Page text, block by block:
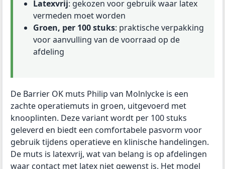
Latexvrij: gekozen voor gebruik waar latex
vermeden moet worden
Groen, per 100 stuks: praktische verpakking
voor aanvulling van de voorraad op de
afdeling
De Barrier OK muts Philip van Molnlycke is een
zachte operatiemuts in groen, uitgevoerd met
knooplinten. Deze variant wordt per 100 stuks
geleverd en biedt een comfortabele pasvorm voor
gebruik tijdens operatieve en klinische handelingen.
De muts is latexvrij, wat van belang is op afdelingen
waar contact met latex niet gewenst is. Het model